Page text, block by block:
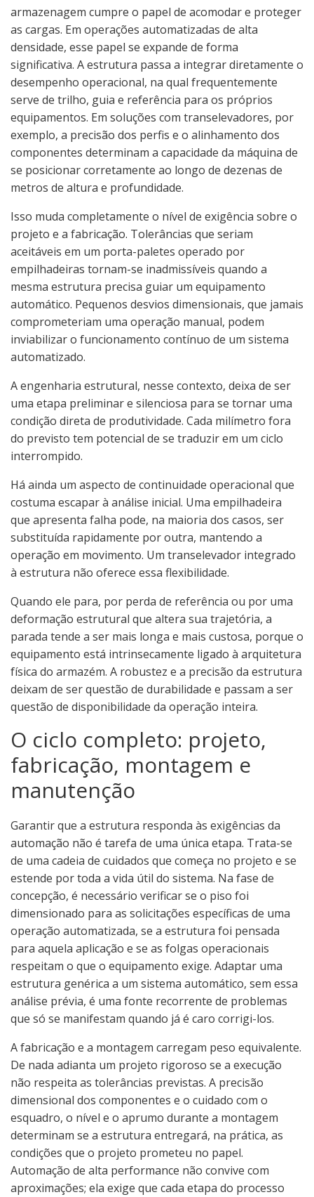
armazenagem cumpre o papel de acomodar e proteger
as cargas. Em operações automatizadas de alta
densidade, esse papel se expande de forma
significativa. A estrutura passa a integrar diretamente o
desempenho operacional, na qual frequentemente
serve de trilho, guia e referência para os próprios
equipamentos. Em soluções com transelevadores, por
exemplo, a precisão dos perfis e o alinhamento dos
componentes determinam a capacidade da máquina de
se posicionar corretamente ao longo de dezenas de
metros de altura e profundidade.
Isso muda completamente o nível de exigência sobre o
projeto e a fabricação. Tolerâncias que seriam
aceitáveis em um porta-paletes operado por
empilhadeiras tornam-se inadmissíveis quando a
mesma estrutura precisa guiar um equipamento
automático. Pequenos desvios dimensionais, que jamais
comprometeriam uma operação manual, podem
inviabilizar o funcionamento contínuo de um sistema
automatizado.
A engenharia estrutural, nesse contexto, deixa de ser
uma etapa preliminar e silenciosa para se tornar uma
condição direta de produtividade. Cada milímetro fora
do previsto tem potencial de se traduzir em um ciclo
interrompido.
Há ainda um aspecto de continuidade operacional que
costuma escapar à análise inicial. Uma empilhadeira
que apresenta falha pode, na maioria dos casos, ser
substituída rapidamente por outra, mantendo a
operação em movimento. Um transelevador integrado
à estrutura não oferece essa flexibilidade.
Quando ele para, por perda de referência ou por uma
deformação estrutural que altera sua trajetória, a
parada tende a ser mais longa e mais custosa, porque o
equipamento está intrinsecamente ligado à arquitetura
física do armazém. A robustez e a precisão da estrutura
deixam de ser questão de durabilidade e passam a ser
questão de disponibilidade da operação inteira.
O ciclo completo: projeto,
fabricação, montagem e
manutenção
Garantir que a estrutura responda às exigências da
automação não é tarefa de uma única etapa. Trata-se
de uma cadeia de cuidados que começa no projeto e se
estende por toda a vida útil do sistema. Na fase de
concepção, é necessário verificar se o piso foi
dimensionado para as solicitações específicas de uma
operação automatizada, se a estrutura foi pensada
para aquela aplicação e se as folgas operacionais
respeitam o que o equipamento exige. Adaptar uma
estrutura genérica a um sistema automático, sem essa
análise prévia, é uma fonte recorrente de problemas
que só se manifestam quando já é caro corrigi-los.
A fabricação e a montagem carregam peso equivalente.
De nada adianta um projeto rigoroso se a execução
não respeita as tolerâncias previstas. A precisão
dimensional dos componentes e o cuidado com o
esquadro, o nível e o aprumo durante a montagem
determinam se a estrutura entregará, na prática, as
condições que o projeto prometeu no papel.
Automação de alta performance não convive com
aproximações; ela exige que cada etapa do processo